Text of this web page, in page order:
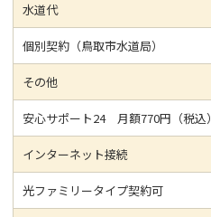
水道代
個別契約（鳥取市水道局）
その他
安心サポート24 月額770円（税込）
インターネット接続
光ファミリータイプ契約可